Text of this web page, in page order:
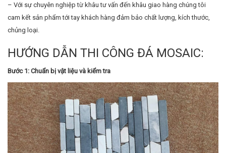
– Với sự chuyên nghiệp từ khâu tư vấn đến khâu giao hàng chúng tôi
cam kết sản phẩm tới tay khách hàng đảm bảo chất lượng, kích thước,
chủng loại.
HƯỚNG DẪN THI CÔNG ĐÁ MOSAIC:
Bước 1: Chuẩn bị vật liệu và kiểm tra